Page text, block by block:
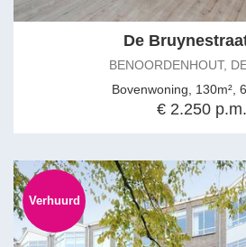
De
BENOORDENHOUT,
Bovenwoning, 130m²,
€ 2.250 p.m.
Verhuurd